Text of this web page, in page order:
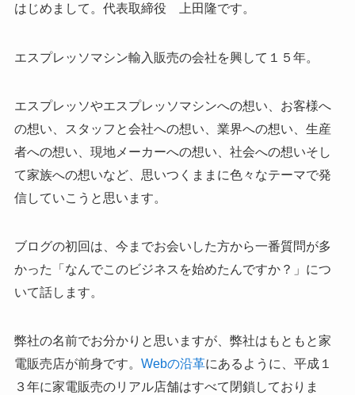
はじめまして。代表取締役 上田隆です。
エスプレッソマシン輸入販売の会社を興して１５年。
エスプレッソやエスプレッソマシンへの想い、お客様へ
の想い、スタッフと会社への想い、業界への想い、生産
者への想い、現地メーカーへの想い、社会への想いそし
て家族への想いなど、思いつくままに色々なテーマで発
信していこうと思います。
ブログの初回は、今までお会いした方から一番質問が多
かった「なんでこのビジネスを始めたんですか？」につ
いて話します。
弊社の名前でお分かりと思いますが、弊社はもともと家
電販売店が前身です。 Webの沿革にあるように、平成１
３年に家電販売のリアル店舗はすべて閉鎖しておりま